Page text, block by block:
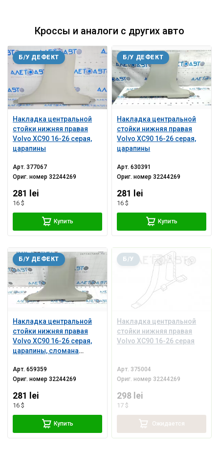
Кроссы и аналоги с других авто
Накладка центральной
стойки нижняя правая
Volvo XC90 16-26 серая,
царапины
Б/У ДЕФЕКТ
Арт.377067
Ориг. номер32244269
281 lei
16 $
Купить
Накладка центральной
стойки нижняя правая
Volvo XC90 16-26 серая,
царапины
Б/У ДЕФЕКТ
Арт.630391
Ориг. номер32244269
281 lei
16 $
Купить
Накладка центральной
стойки нижняя правая
Volvo XC90 16-26 серая,
царапины, сломана
Б/У ДЕФЕКТ
Арт.659359
Ориг. номер32244269
281 lei
16 $
Купить
Накладка центральной
стойки нижняя правая
Volvo XC90 16-26 серая
Б/У
Арт. 375004
Ориг. номер 32244269
298 lei
17 $
Ожидается